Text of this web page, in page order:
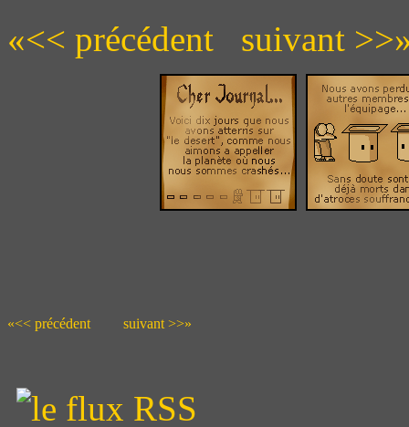
«<< précédent suivant
«<< précédent suivant >>»